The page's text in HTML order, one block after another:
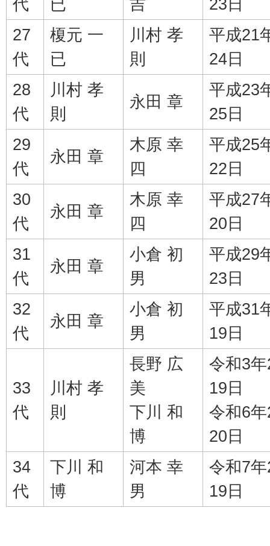
27
代
榎元 一
已
川村 孝
則
平成21
24日
28
代
川村 孝
則
永田 章
平成23
25日
29
代
永田 章
木原 幸
四
平成25
22日
30
代
永田 章
木原 幸
四
平成27
20日
31
代
永田 章
小倉 初
男
平成29
23日
32
代
永田 章
小倉 初
男
平成31
19日
33
代
川村 孝
則
長野 広
美
下川 和
博
令和3
19日
令和6
20日
34
代
下川 和
博
河本 幸
男
令和7
19日